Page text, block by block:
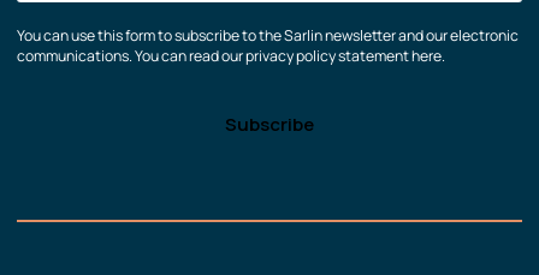
You can use this form to subscribe to the Sarlin newsletter and our electronic
communications. You can read our privacy policy statement here.